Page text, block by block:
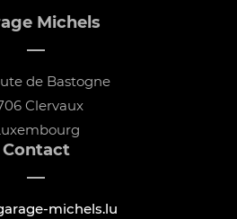
Michels
de Bastogne
Clervaux
Contact
michels.lu